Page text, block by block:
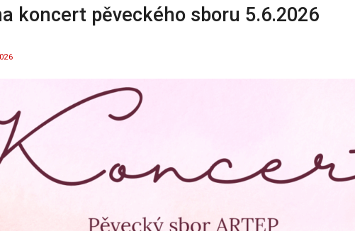
koncert pěveckého sboru 5.6.2026